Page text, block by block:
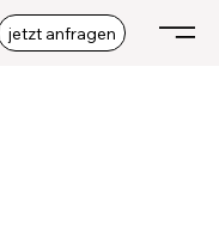
jetzt anfragen